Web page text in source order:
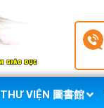
THƯ VIỆN 圖書館